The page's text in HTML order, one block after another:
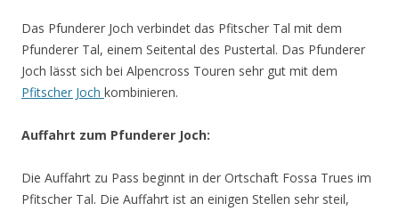
Das Pfunderer Joch verbindet das Pfitscher Tal mit dem
Pfunderer Tal, einem Seitental des Pustertal. Das Pfunderer
Joch lässt sich bei Alpencross Touren sehr gut mit dem
Pfitscher Joch kombinieren.
Auffahrt zum Pfunderer Joch:
Die Auffahrt zu Pass beginnt in der Ortschaft Fossa Trues im
Pfitscher Tal. Die Auffahrt ist an einigen Stellen sehr steil,